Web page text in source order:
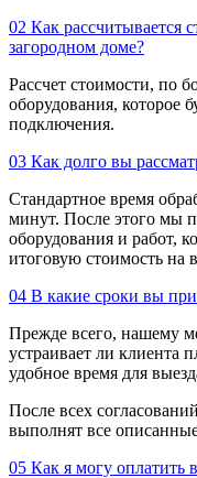
02 Как рассчитывается
загородном доме?
Рассчет стоимости, по
оборудования, которое
подключения.
03 Как долго вы
Стандартное время
минут. После этого мы
оборудования и работ,
итоговую стоимость на
04 В какие сроки вы
Прежде всего, нашему
устраивает ли клиента
удобное время для
После всех
выполнят все
05 Как я могу оплатить